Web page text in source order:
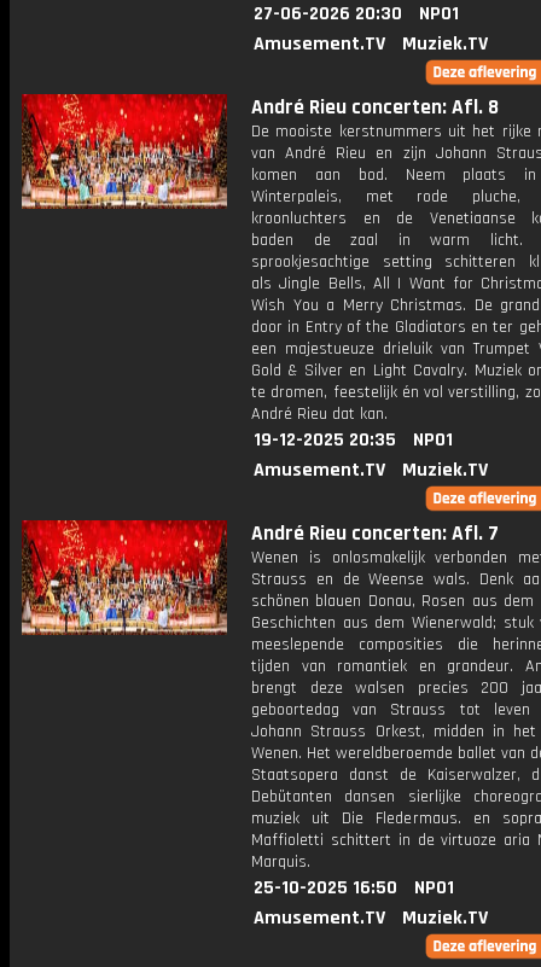
27-06-2026 20:30
NPO1
Amusement.TV
Muziek.TV
André Rieu concerten: Afl. 8
De mooiste kerstnummers uit het rijke
van André Rieu en zijn Johann
komen aan bod. Neem plaats in
Winterpaleis, met rode pluche,
kroonluchters en de Venetiaanse
baden de zaal in warm licht.
sprookjesachtige setting schitteren
als Jingle Bells, All I Want for
Wish You a Merry Christmas. De
door in Entry of the Gladiators en ter
een majestueuze drieluik van Trumpet
Gold & Silver en Light Cavalry. Muziek
te dromen, feestelijk én vol verstilling,
André Rieu dat kan.
19-12-2025 20:35
NPO1
Amusement.TV
Muziek.TV
André Rieu concerten: Afl. 7
Wenen is onlosmakelijk verbonden
Strauss en de Weense wals. Denk
schönen blauen Donau, Rosen aus dem
Geschichten aus dem Wienerwald;
meeslepende composities die
tijden van romantiek en grandeur.
brengt deze walsen precies 200
geboortedag van Strauss tot
Johann Strauss Orkest, midden in
Wenen. Het wereldberoemde ballet van
Staatsopera danst de Kaiserwalzer,
Debütanten dansen sierlijke
muziek uit Die Fledermaus. en
Maffioletti schittert in de virtuoze aria
Marquis.
25-10-2025 16:50
NPO1
Amusement.TV
Muziek.TV